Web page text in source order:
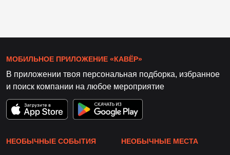
МОБИЛЬНОЕ ПРИЛОЖЕНИЕ «КАВЁР»
В приложении твоя персональная подборка, избранное
и поиск компании на любое мероприятие
НЕОБЫЧНЫЕ СОБЫТИЯ НЕОБЫЧНЫЕ МЕСТА